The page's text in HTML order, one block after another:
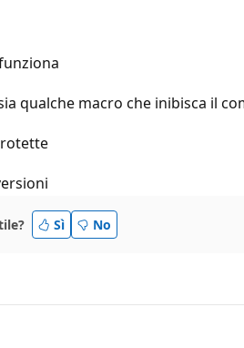
qualche macro che inibisca il
Sì No